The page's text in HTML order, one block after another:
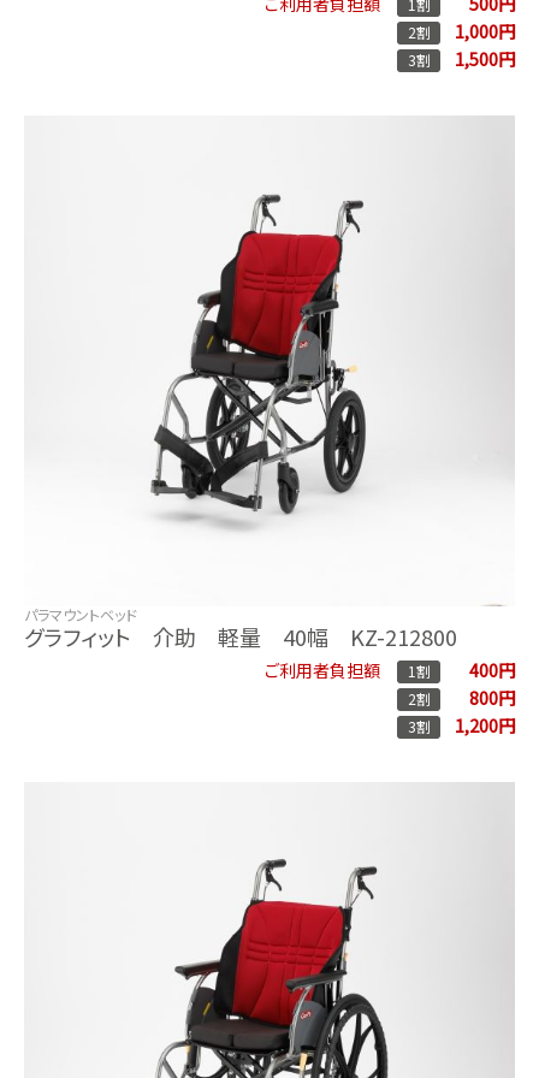
1割
2割 1,000円
3割 1,500円
パラマウントベッド
グラフィット 介助 軽量 40幅 KZ-212800
ご利用者負担額 1割 400円
2割 800円
3割 1,200円